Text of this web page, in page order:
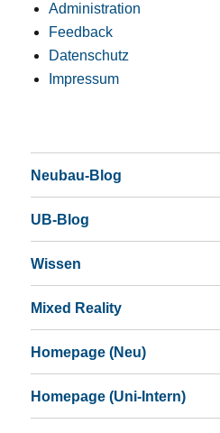
Administration
Feedback
Datenschutz
Impressum
Neubau-Blog
UB-Blog
Wissen
Mixed Reality
Homepage (Neu)
Homepage (Uni-Intern)